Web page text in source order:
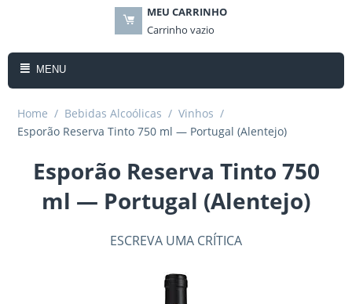
MEU CARRINHO
Carrinho vazio
MENU
Home / Bebidas Alcoólicas / Vinhos /
Esporão Reserva Tinto 750 ml — Portugal (Alentejo)
Esporão Reserva Tinto 750
ml — Portugal (Alentejo)
ESCREVA UMA CRÍTICA